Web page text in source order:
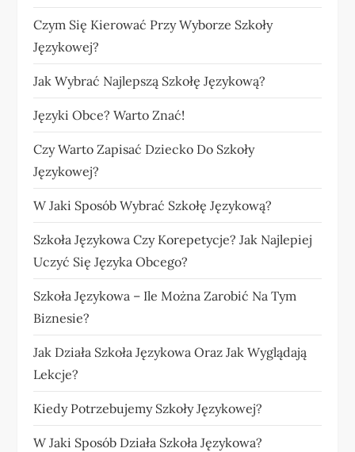
Czym Się Kierować Przy Wyborze Szkoły
Językowej?
Jak Wybrać Najlepszą Szkołę Językową?
Języki Obce? Warto Znać!
Czy Warto Zapisać Dziecko Do Szkoły
Językowej?
W Jaki Sposób Wybrać Szkołę Językową?
Szkoła Językowa Czy Korepetycje? Jak Najlepiej
Uczyć Się Języka Obcego?
Szkoła Językowa – Ile Można Zarobić Na Tym
Biznesie?
Jak Działa Szkoła Językowa Oraz Jak Wyglądają
Lekcje?
Kiedy Potrzebujemy Szkoły Językowej?
W Jaki Sposób Działa Szkoła Językowa?